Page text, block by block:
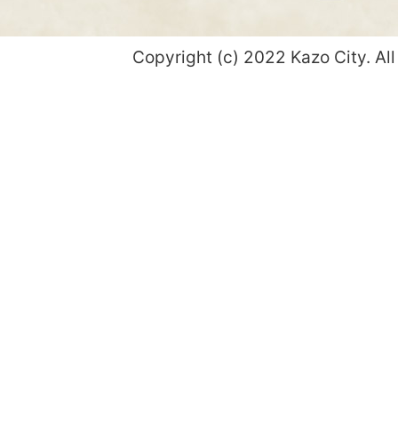
Copyright (c) 2022 Kazo City.